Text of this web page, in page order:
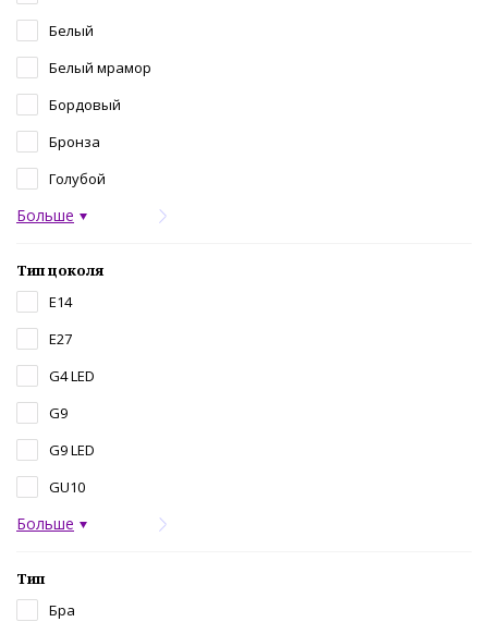
Белый
Белый мрамор
Бордовый
Бронза
Голубой
Больше
Тип цоколя
E14
E27
G4 LED
G9
G9 LED
GU10
Больше
Тип
Бра